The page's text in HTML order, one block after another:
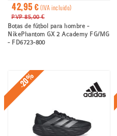
42,95 €(IVA incluido)
PVP 85,00 €
Botas de fútbol para hombre -
NikePhantom GX 2 Academy FG/MG
- FD6723-800
-20%